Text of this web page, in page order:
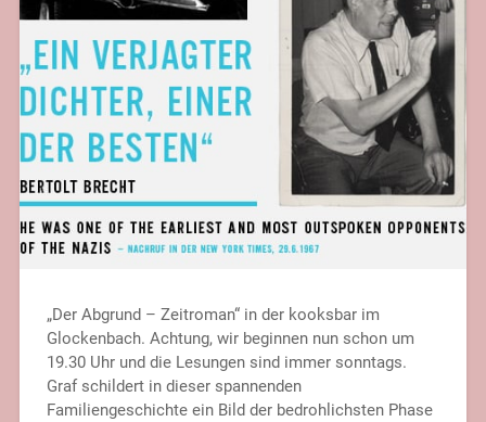
„Der Abgrund – Zeitroman“ in der kooksbar im
Glockenbach. Achtung, wir beginnen nun schon um
19.30 Uhr und die Lesungen sind immer sonntags.
Graf schildert in dieser spannenden
Familiengeschichte ein Bild der bedrohlichsten Phase